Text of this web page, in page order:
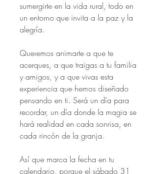
sumergirte en la vida rural, todo en
un entorno que invita a la paz y la
alegría.
Queremos animarte a que te
acerques, a que traigas a tu familia
y amigos, y a que vivas esta
experiencia que hemos diseñado
pensando en ti. Será un día para
recordar, un día donde la magia se
hará realidad en cada sonrisa, en
cada rincón de la granja.
Así que marca la fecha en tu
calendario, porque el sábado 31